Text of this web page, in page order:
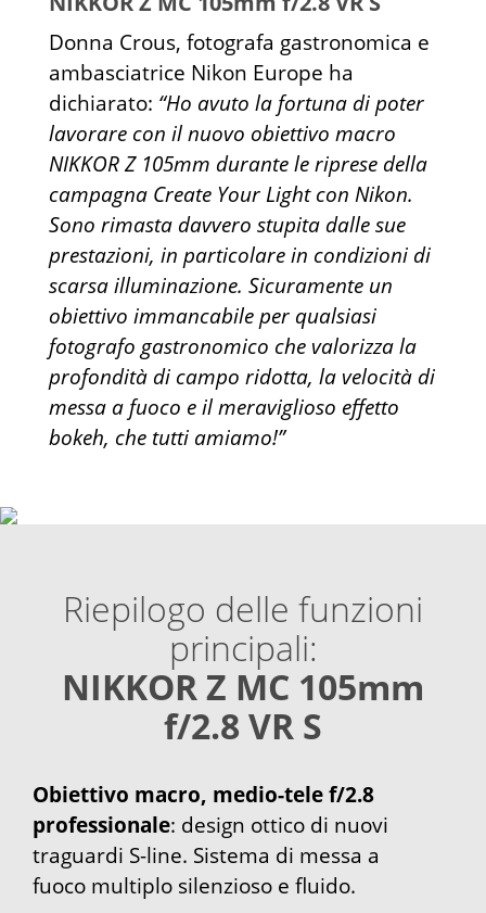
Donna Crous, fotografa gastronomica e
ambasciatrice Nikon Europe ha
dichiarato: “Ho avuto la fortuna di poter
lavorare con il nuovo obiettivo macro
NIKKOR Z 105mm durante le riprese della
campagna Create Your Light con Nikon.
Sono rimasta davvero stupita dalle sue
prestazioni, in particolare in condizioni di
scarsa illuminazione. Sicuramente un
obiettivo immancabile per qualsiasi
fotografo gastronomico che valorizza la
profondità di campo ridotta, la velocità di
messa a fuoco e il meraviglioso effetto
bokeh, che tutti amiamo!”
Riepilogo delle funzioni
principali:
NIKKOR Z MC 105mm
f/2.8 VR S
Obiettivo macro, medio-tele f/2.8
professionale: design ottico di nuovi
traguardi S-line. Sistema di messa a
fuoco multiplo silenzioso e fluido.